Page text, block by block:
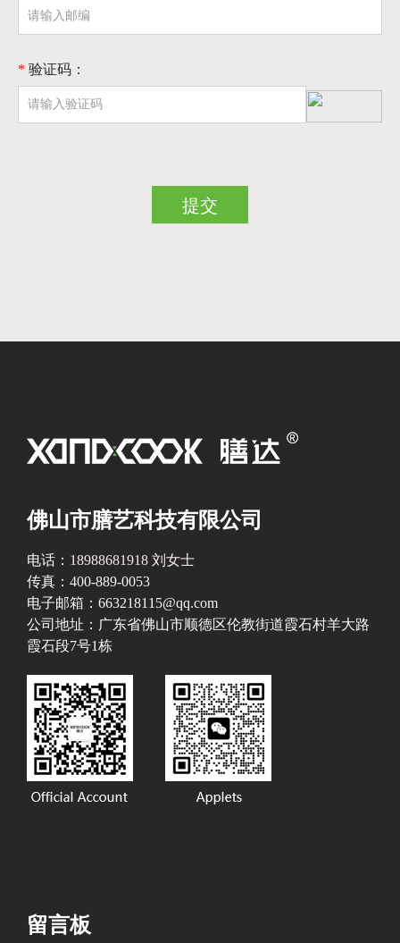
* 验证码：
提交
佛山市膳艺科技有限公司
电话： 18988681918 刘女士
传真：400-889-0053
电子邮箱：663218115@qq.com
公司地址：广东省佛山市顺德区伦教街道霞石村羊大路
霞石段7号1栋
留言板